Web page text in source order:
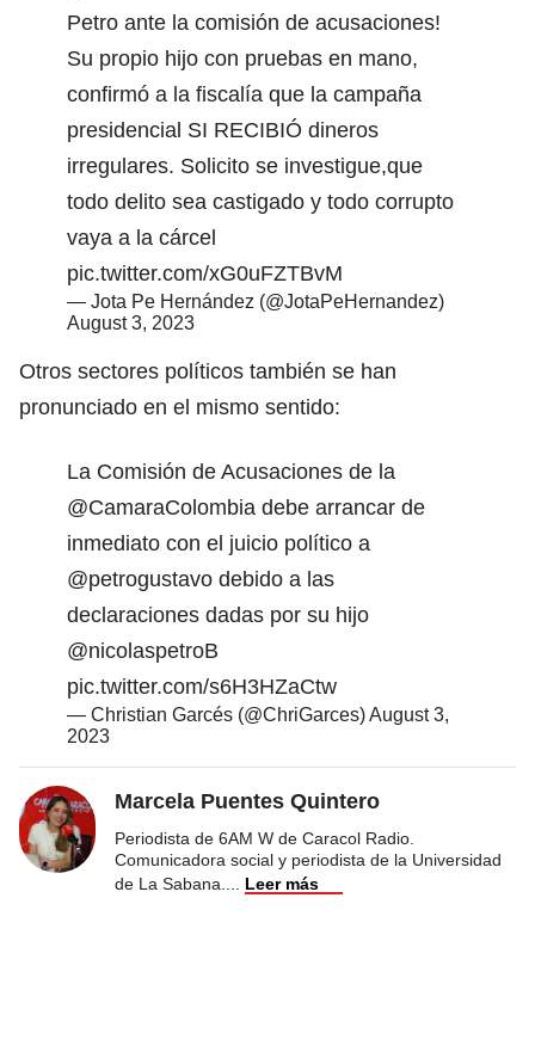
Petro ante la comisión de acusaciones!
Su propio hijo con pruebas en mano,
confirmó a la fiscalía que la campaña
presidencial SI RECIBIÓ dineros
irregulares. Solicito se investigue,que
todo delito sea castigado y todo corrupto
vaya a la cárcel
pic.twitter.com/xG0uFZTBvM
— Jota Pe Hernández (@JotaPeHernandez)
August 3, 2023
Otros sectores políticos también se han
pronunciado en el mismo sentido:
La Comisión de Acusaciones de la
@CamaraColombia debe arrancar de
inmediato con el juicio político a
@petrogustavo debido a las
declaraciones dadas por su hijo
@nicolaspetroB
pic.twitter.com/s6H3HZaCtw
— Christian Garcés (@ChriGarces)August 3,
2023
Marcela Puentes Quintero
Periodista de 6AM W de Caracol Radio.
Comunicadora social y periodista de la Universidad
de La Sabana.
Leer más